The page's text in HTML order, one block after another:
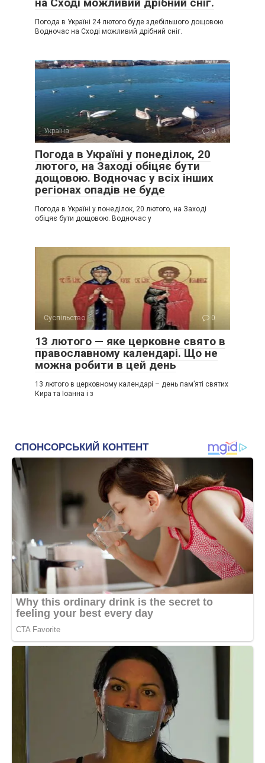
Погода в Україні 24 лютого буде здебільшого дощовою.
Водночас на Сході можливий дрібний сніг.
Україна 0
Погода в Україні у понеділок, 20
лютого, на Заході обіцяє бути
дощовою. Водночас у всіх інших
регіонах опадів не буде
Погода в Україні у понеділок, 20 лютого, на Заході
обіцяє бути дощовою. Водночас у
Суспільство 0
13 лютого — яке церковне свято в
православному календарі. Що не
можна робити в цей день
13 лютого в церковному календарі – день пам’яті святих
Кира та Іоанна і з